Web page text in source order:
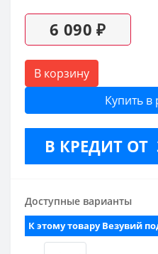
6 090 ₽
В корзину
Купить в
В КРЕДИТ ОТ
Доступные варианты
К этому товару Везувий